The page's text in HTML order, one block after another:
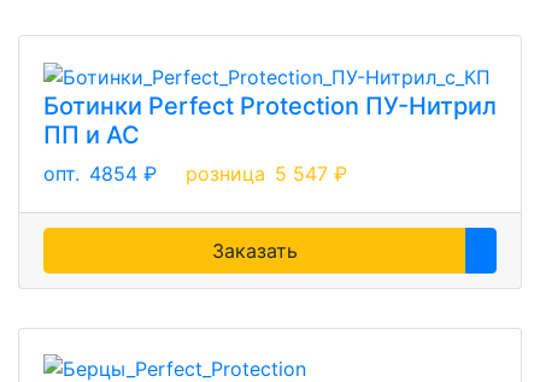
Ботинки Perfect Protection ПУ-Нитрил
ПП и АС
опт. 4854 ₽ розница 5 547 ₽
Заказать